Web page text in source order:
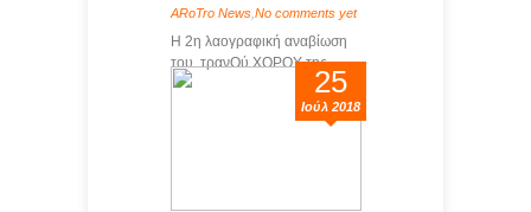
ARoTro News No comments yet
Η 2η λαογραφική αναβίωση
του τρανΟύ ΧΟΡΟΥ της...
25
Ιούλ 2018